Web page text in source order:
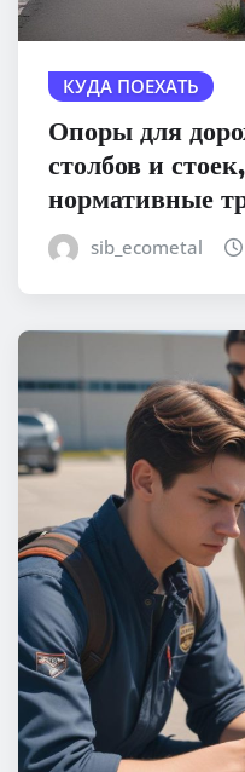
КУДА ПОЕХАТЬ
Опоры для
столбов и
нормативные
sib_ecometal